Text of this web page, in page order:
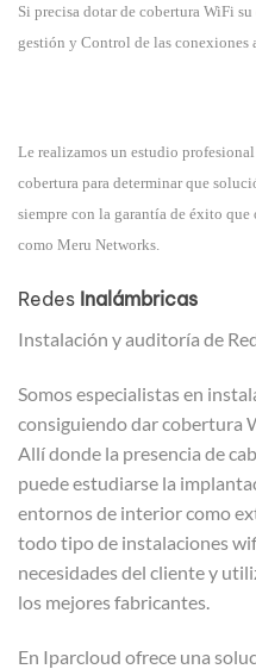
Si precisa dotar de cobertura WiFi
gestión y Control de las conexiones
Le realizamos un estudio
cobertura para determinar que
siempre con la garantía de éxito
como Meru Networks.
Redes Inalámbricas
Instalación y auditoría de
Somos especialistas en
consiguiendo dar cobertura
Allí donde la presencia de
puede estudiarse la
entornos de interior como
todo tipo de instalaciones
necesidades del cliente y
los mejores fabricantes.
En Iparcloud ofrece una